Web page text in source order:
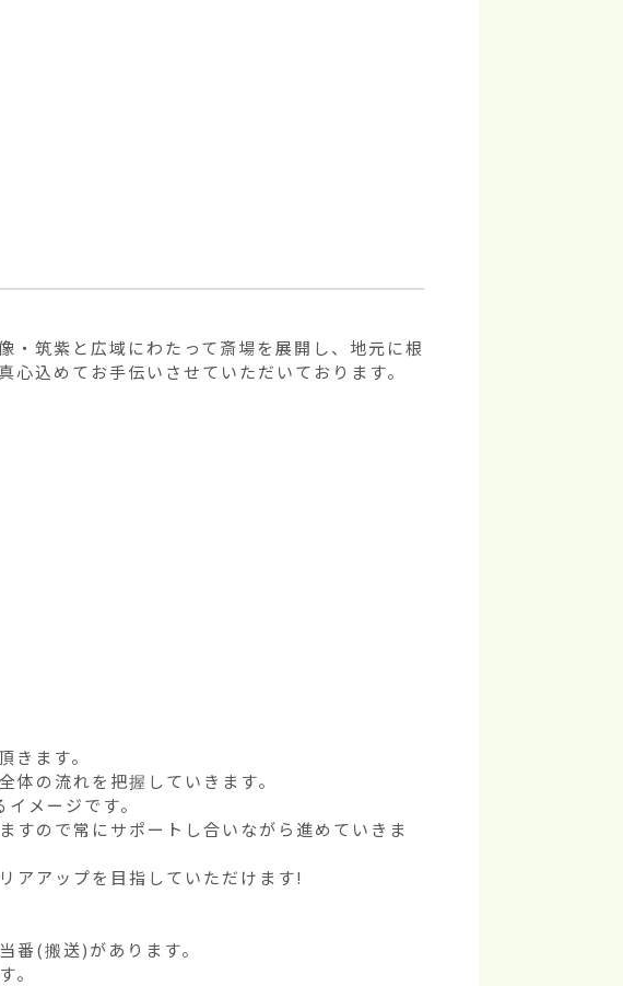
・筑紫と広域にわたって斎場を展開し、地元に根
込めてお手伝いさせていただいております。
きます。
体の流れを把握していきます。
メージです。
すので常にサポートし合いながら進めていきま
アアップを目指していただけます!
番(搬送)があります。
。